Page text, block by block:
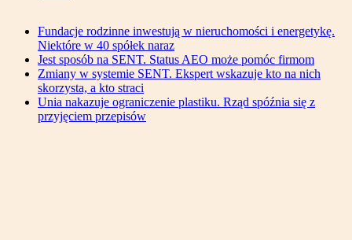
Fundacje rodzinne inwestują w nieruchomości i energetykę.
Niektóre w 40 spółek naraz
Jest sposób na SENT. Status AEO może pomóc firmom
Zmiany w systemie SENT. Ekspert wskazuje kto na nich
skorzysta, a kto straci
Unia nakazuje ograniczenie plastiku. Rząd spóźnia się z
przyjęciem przepisów